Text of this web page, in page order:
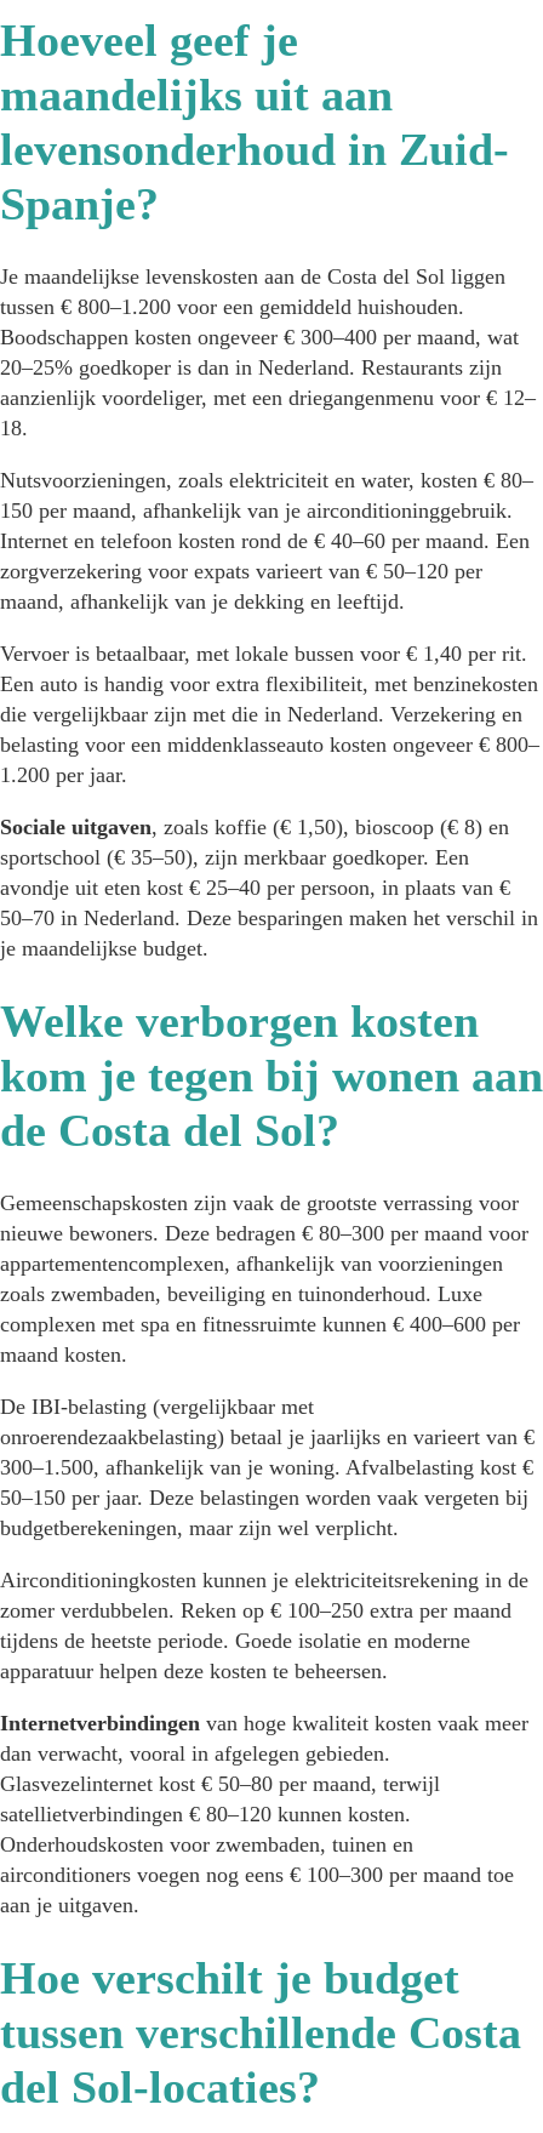
Hoeveel geef je
maandelijks uit aan
levensonderhoud in Zuid-
Spanje?
Je maandelijkse levenskosten aan de Costa del Sol liggen
tussen € 800–1.200 voor een gemiddeld huishouden.
Boodschappen kosten ongeveer € 300–400 per maand, wat
20–25% goedkoper is dan in Nederland. Restaurants zijn
aanzienlijk voordeliger, met een driegangenmenu voor € 12–
18.
Nutsvoorzieningen, zoals elektriciteit en water, kosten € 80–
150 per maand, afhankelijk van je airconditioninggebruik.
Internet en telefoon kosten rond de € 40–60 per maand. Een
zorgverzekering voor expats varieert van € 50–120 per
maand, afhankelijk van je dekking en leeftijd.
Vervoer is betaalbaar, met lokale bussen voor € 1,40 per rit.
Een auto is handig voor extra flexibiliteit, met benzinekosten
die vergelijkbaar zijn met die in Nederland. Verzekering en
belasting voor een middenklasseauto kosten ongeveer € 800–
1.200 per jaar.
Sociale uitgaven, zoals koffie (€ 1,50), bioscoop (€ 8) en
sportschool (€ 35–50), zijn merkbaar goedkoper. Een
avondje uit eten kost € 25–40 per persoon, in plaats van €
50–70 in Nederland. Deze besparingen maken het verschil in
je maandelijkse budget.
Welke verborgen kosten
kom je tegen bij wonen aan
de Costa del Sol?
Gemeenschapskosten zijn vaak de grootste verrassing voor
nieuwe bewoners. Deze bedragen € 80–300 per maand voor
appartementencomplexen, afhankelijk van voorzieningen
zoals zwembaden, beveiliging en tuinonderhoud. Luxe
complexen met spa en fitnessruimte kunnen € 400–600 per
maand kosten.
De IBI-belasting (vergelijkbaar met
onroerendezaakbelasting) betaal je jaarlijks en varieert van €
300–1.500, afhankelijk van je woning. Afvalbelasting kost €
50–150 per jaar. Deze belastingen worden vaak vergeten bij
budgetberekeningen, maar zijn wel verplicht.
Airconditioningkosten kunnen je elektriciteitsrekening in de
zomer verdubbelen. Reken op € 100–250 extra per maand
tijdens de heetste periode. Goede isolatie en moderne
apparatuur helpen deze kosten te beheersen.
Internetverbindingen van hoge kwaliteit kosten vaak meer
dan verwacht, vooral in afgelegen gebieden.
Glasvezelinternet kost € 50–80 per maand, terwijl
satellietverbindingen € 80–120 kunnen kosten.
Onderhoudskosten voor zwembaden, tuinen en
airconditioners voegen nog eens € 100–300 per maand toe
aan je uitgaven.
Hoe verschilt je budget
tussen verschillende Costa
del Sol-locaties?